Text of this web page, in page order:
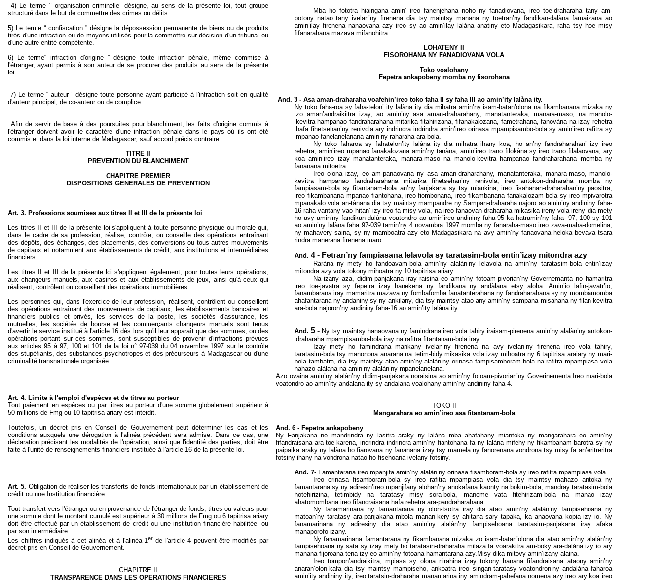
4) Le terme ‘’ organisation criminelle” désigne, au sens de la présente loi, tout groupe
structuré dans le but de commettre des crimes ou délits.
5) Le terme “ confiscation ” désigne la dépossession permanente de biens ou de produits
tirés d'une infraction ou de moyens utilisés pour la commettre sur décision d'un tribunal ou
d'une autre entité compétente.
6) Le terme“ infraction d'origine ” désigne toute infraction pénale, même commise à
l'étranger, ayant permis à son auteur de se procurer des produits au sens de la présente
loi.
7) Le terme “ auteur ” désigne toute personne ayant participé à l'infraction soit en qualité
d'auteur principal, de co-auteur ou de complice.
Afin de servir de base à des poursuites pour blanchiment, les faits d'origine commis à
l'étranger doivent avoir le caractère d'une infraction pénale dans le pays où ils ont été
commis et dans la loi interne de Madagascar, sauf accord précis contraire.
TITRE II
PREVENTION DU BLANCHIMENT
CHAPITRE PREMIER
DISPOSITIONS GENERALES DE PREVENTION
Art. 3. Professions soumises aux titres II et III de la présente loi
Les titres II et III de la présente loi s'appliquent à toute personne physique ou morale qui,
dans le cadre de sa profession, réalise, contrôle, ou conseille des opérations entraînant
des dépôts, des échanges, des placements, des conversions ou tous autres mouvements
de capitaux et notamment aux établissements de crédit, aux institutions et intermédiaires
financiers.
Les titres II et III de la présente loi s'appliquent également, pour toutes leurs opérations,
aux changeurs manuels, aux casinos et aux établissements de jeux, ainsi qu'à ceux qui
réalisent, contrôlent ou conseillent des opérations immobilières.
Les personnes qui, dans l'exercice de leur profession, réalisent, contrôlent ou conseillent
des opérations entraînant des mouvements de capitaux, les établissements bancaires et
financiers publics et privés, les services de la poste, les sociétés d'assurance, les
mutuelles, les sociétés de bourse et les commerçants changeurs manuels sont tenus
d'avertir le service institué à l'article 16 dès lors qu'il leur apparaît que des sommes, ou des
opérations portant sur ces sommes, sont susceptibles de provenir d'infractions prévues
aux articles 95 à 97, 100 et 101 de la loi n° 97-039 du 04 novembre 1997 sur le contrôle
des stupéfiants, des substances psychotropes et des précurseurs à Madagascar ou d'une
criminalité transnationale organisée.
Art. 4. Limite à l'emploi d'espèces et de titres au porteur
Tout paiement en espèces ou par titres au porteur d'une somme globalement supérieur à
50 millions de Fmg ou 10 tapitrisa ariary est interdit.
Toutefois, un décret pris en Conseil de Gouvernement peut déterminer les cas et les
conditions auxquels une dérogation à l'alinéa précédent sera admise. Dans ce cas, une
déclaration précisant les modalités de l'opération, ainsi que l'identité des parties, doit être
faite à l'unité de renseignements financiers instituée à l'article 16 de la présente loi.
Art. 5. Obligation de réaliser les transferts de fonds internationaux par un établissement de
crédit ou une Institution financière.
Tout transfert vers l'étranger ou en provenance de l'étranger de fonds, titres ou valeurs pour
une somme dont le montant cumulé est supérieur à 30 millions de Fmg ou 6 tapitrisa ariary
doit être effectué par un établissement de crédit ou une institution financière habilitée, ou
par son intermédiaire.
Les chiffres indiqués à cet alinéa et à l'alinéa 1 er de l'article 4 peuvent être modifiés par
décret pris en Conseil de Gouvernement.
CHAPITRE II
TRANSPARENCE DANS LES OPERATIONS FINANCIERES
Mba ho fototra hiaingana amin’ ireo fanenjehana noho ny fanadiovana, ireo toe-draharaha tany am-
potony natao tany ivelan’ny firenena dia tsy maintsy manana ny toetran’ny fandikan-dalàna famaizana ao
amin’ilay firenena nanaovana azy ireo sy ao amin’ilay lalàna anatiny eto Madagasikara, raha tsy hoe misy
fifanarahana mazava mifanohitra.
LOHATENY II
FISOROHANA NY FANADIOVANA VOLA
Toko voalohany
Fepetra ankapobeny momba ny fisorohana
And. 3 - Asa aman-draharaha voafehin’ireo toko faha II sy faha III ao amin’ity lalàna ity.
Ny toko faha-roa sy faha-telon’ ity lalàna ity dia mihatra amin’ny isam-batan’olona na fikambanana mizaka ny
zo aman’andraikiitra izay, ao amin’ny asa aman-draharahany, manatanteraka, manara-maso, na manolo-
kevitra hampanao fandraharahana mitarika fitahirizana, fifanakalozana, fametrahana, fanovàna na izay rehetra
hafa fihetsehan’ny renivola ary indrindra indrindra amin’ireo orinasa mpampisambo-bola sy amin’ireo rafitra sy
mpanao fanelanelanana amin’ny raharaha ara-bola.
Ny toko faharoa sy fahatelon’ity lalàna ity dia mihatra ihany koa, ho an’ny fandraharahan’ izy ireo
rehetra, amin’ireo mpanao fanakalozana amin’ny tanàna, amin’ireo trano filokàna sy ireo trano filalaovana, ary
koa amin’ireo izay manatanteraka, manara-maso na manolo-kevitra hampanao fandraharahana momba ny
fananana mitoetra.
Ireo olona izay, eo am-panaovana ny asa aman-draharahany, manatanteraka, manara-maso, manolo-
kevitra hampanao fandraharahana mitarika fihetsehan’ny renivola, ireo antokon-draharaha momba ny
fampiasam-bola sy fitantanam-bola an’ny fanjakana sy tsy miankina, ireo fisahanan-draharahan’ny paositra,
ireo fikambanana mpanao fiantohana, ireo fiombonana, ireo fikambanana fanakalozam-bola sy ireo mpivarotra
mpanakalo vola an-tànana dia tsy maintsy mampandre ny Sampan-draharaha najoro ao amin’ny andininy faha-
16 raha vantany vao hitan’ izy ireo fa misy vola, na ireo fanaovan-draharaha mikasika ireny vola ireny dia mety
ho avy amin’ny fandikan-dalàna voatondro ao amin’ireo andininy faha-95 ka hatramin’ny faha- 97, 100 sy 101
ao amin’ny lalàna faha 97-039 tamin’ny 4 novambra 1997 momba ny fanaraha-maso ireo zava-maha-domelina,
ny mahavery saina, sy ny mamboatra azy eto Madagasikara na avy amin’ny fanaovana heloka bevava tsara
rindra manerana firenena maro.
And. 4 - Fetran’ny fampiasana lelavola sy taratasim-bola entin’izay mitondra azy
Raràna ny mety ho fandoavam-bola amin’ny alalàn’ny lelavola na amin’ny taratasim-bola entin’izay
mitondra azy vola tokony mihoatra ny 10 tapitrisa ariary.
Na izany aza, didim-panjakana iray raisina eo amin’ny fotoam-pivorian’ny Governemanta no hamaritra
ireo toe-javatra sy fepetra izay hanekena ny fandikana ny andàlana etsy aloha. Amin’io lafin-javatr’io,
fanambarana iray mamaritra mazava ny fombafomba fanatanterahana ny fandraharahana sy ny mombamomba
ahafantarana ny andaniny sy ny ankilany, dia tsy maintsy atao any amin’ny sampana misahana ny filan-kevitra
ara-bola najoron’ny andininy faha-16 ao amin’ity lalàna ity.
And. 5 - Ny tsy maintsy hanaovana ny famindrana ireo vola tahiry iraisam-pirenena amin’ny alalàn’ny antokon-
draharaha mpampisambo-bola iray na rafitra fitantanam-bola iray.
Izay mety ho famindrana mankany ivelan’ny firenena na avy ivelan’ny firenena ireo vola tahiry,
taratasim-bola tsy manonona anarana na tetim-bidy mikasika vola izay mihoatra ny 6 tapitrisa araiary ny mari-
bola tambatra, dia tsy maintsy atao amin’ny alalàn’ny orinasa fampisamboram-bola na rafitra mpampiasa vola
nahazo alàlana na amin’ny alalàn’ny mpanelanelana.
Azo ovaina amin’ny alalàn’ny didim-panjakana noraisina ao amin’ny fotoam-pivorian’ny Goverinementa Ireo mari-bola
voatondro ao amin’ity andalana ity sy andalana voalohany amin’ny andininy faha-4.
TOKO II
Mangarahara eo amin’ireo asa fitantanam-bola
And. 6 - Fepetra ankapobeny
Ny Fanjakana no mandrindra ny lasitra araky ny lalàna mba ahafahany miantoka ny mangarahara eo amin’ny
fifandraisana ara-toe-karena, indrindra indrindra amin’ny fiantohana fa ny lalàna mifehy ny fikambanam-barotra sy ny
paipaika araky ny lalàna ho fiarovana ny fananana izay tsy mamela ny fanorenana vondrona tsy misy fa an’eritreritra
fotsiny ihany na vondrona natao ho fisehoana ivelany fotsiny.
And. 7- Famantarana ireo mpanjifa amin’ny alalàn’ny orinasa fisamboram-bola sy ireo rafitra mpampiasa vola
Ireo orinasa fisamboram-bola sy ireo rafitra mpampiasa vola dia tsy maintsy mahazo antoka ny
famantarana sy ny adiresin’ireo mpanjifany alohan’ny anokafana kaonty na bokim-bola, mandray taratasim-bola
hotehirizina, tetimbidy na taratasy misy sora-bola, manome vata fitehirizam-bola na manao izay
ahatomombana ireo fifandraisana hafa rehetra ara-pandraharahana.
Ny fanamarinana ny famantarana ny olon-tsotra iray dia atao amin’ny alalàn’ny fampisehoana ny
matoan’ny taratasy ara-panjakana mbola manan-kery sy ahitana sary tapaka, ka anaovana kopia izy io. Ny
fanamarinana ny adiresiny dia atao amin’ny alalàn’ny fampisehoana taratasim-panjakana iray afaka
manaporofo izany.
Ny fanamarinana famantarana ny fikambanana mizaka zo isam-batan’olona dia atao amin’ny alalàn’ny
fampisehoana ny sata sy izay mety ho taratasin-draharaha milaza fa voarakitra am-boky ara-dalàna izy io ary
manana fijoroana tena izy eo amin’ny fotoana hamantarana azy.Misy dika mitovy amin’izany alaina.
Ireo tompon’andraikitra, mpiasa sy olona nirahina izay tokony hanana fifandraisana ataony amin’ny
anaran’olon-kafa dia tsy maintsy mampiseho, ankoatra ireo singan-taratasy voatondron’ny andalàna faharoa
amin’ity andininy ity, ireo taratsin-draharaha manamarina iny amindram-pahefana nomena azy ireo ary koa ireo